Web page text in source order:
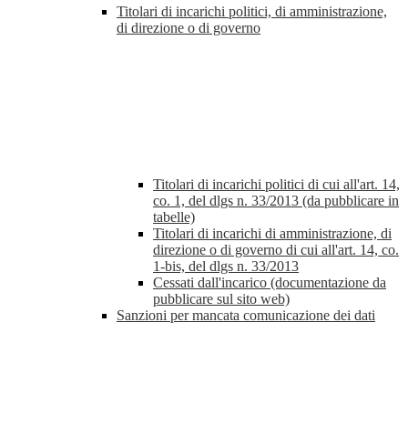
Titolari di incarichi politici, di amministrazione,
di direzione o di governo
Titolari di incarichi politici di cui all'art. 14,
co. 1, del dlgs n. 33/2013 (da pubblicare in
tabelle)
Titolari di incarichi di amministrazione, di
direzione o di governo di cui all'art. 14, co.
1-bis, del dlgs n. 33/2013
Cessati dall'incarico (documentazione da
pubblicare sul sito web)
Sanzioni per mancata comunicazione dei dati